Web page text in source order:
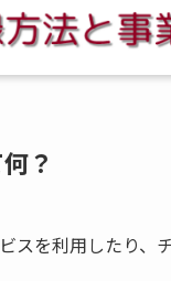
？
スを利用したり